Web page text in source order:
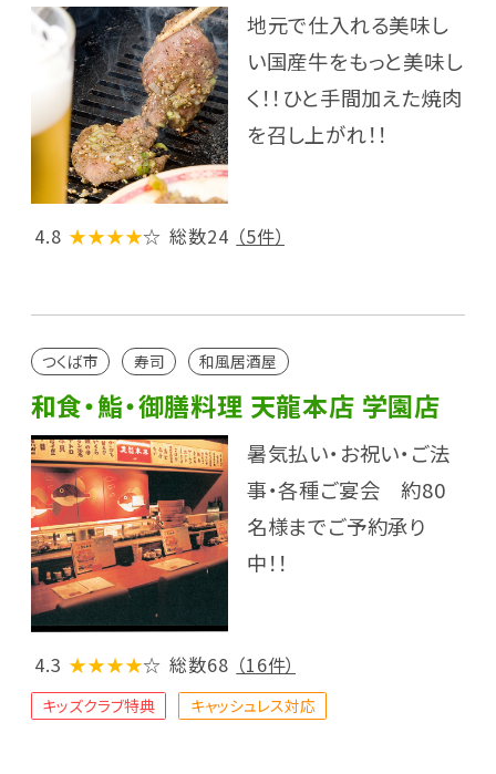
地元で仕入れる美味し
い国産牛をもっと美味し
く！！ひと手間加えた焼肉
を召し上がれ！！
4.8 ★★★★☆ 総数24 （5件）
つくば市 寿司 和風居酒屋
和食・鮨・御膳料理 天龍本店 学園店
暑気払い・お祝い・ご法
事・各種ご宴会 約80
名様までご予約承り
中！！
4.3 ★★★★☆ 総数68 （16件）
キッズクラブ特典 キャッシュレス対応